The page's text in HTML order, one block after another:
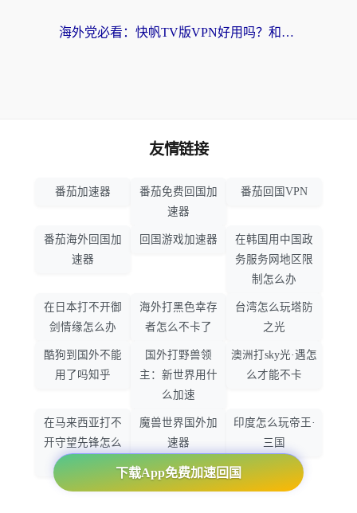
海外党必看：快帆TV版VPN好用吗？和hi龟龟VPN对比哪个回国效果更好？附免费加速器选择指南
下载App免费加速回国
友情链接
番茄加速器
番茄免费回国加
速器
番茄回国VPN
番茄海外回国加
速器
回国游戏加速器
在韩国用中国政
务服务网地区限
制怎么办
在日本打不开御
剑情缘怎么办
海外打黑色幸存
者怎么不卡了
台湾怎么玩塔防
之光
酷狗到国外不能
用了吗知乎
国外打野兽领
主：新世界用什
么加速
澳洲打sky光·遇怎
么才能不卡
在马来西亚打不
开守望先锋怎么
魔兽世界国外加
速器
印度怎么玩帝王·
三国